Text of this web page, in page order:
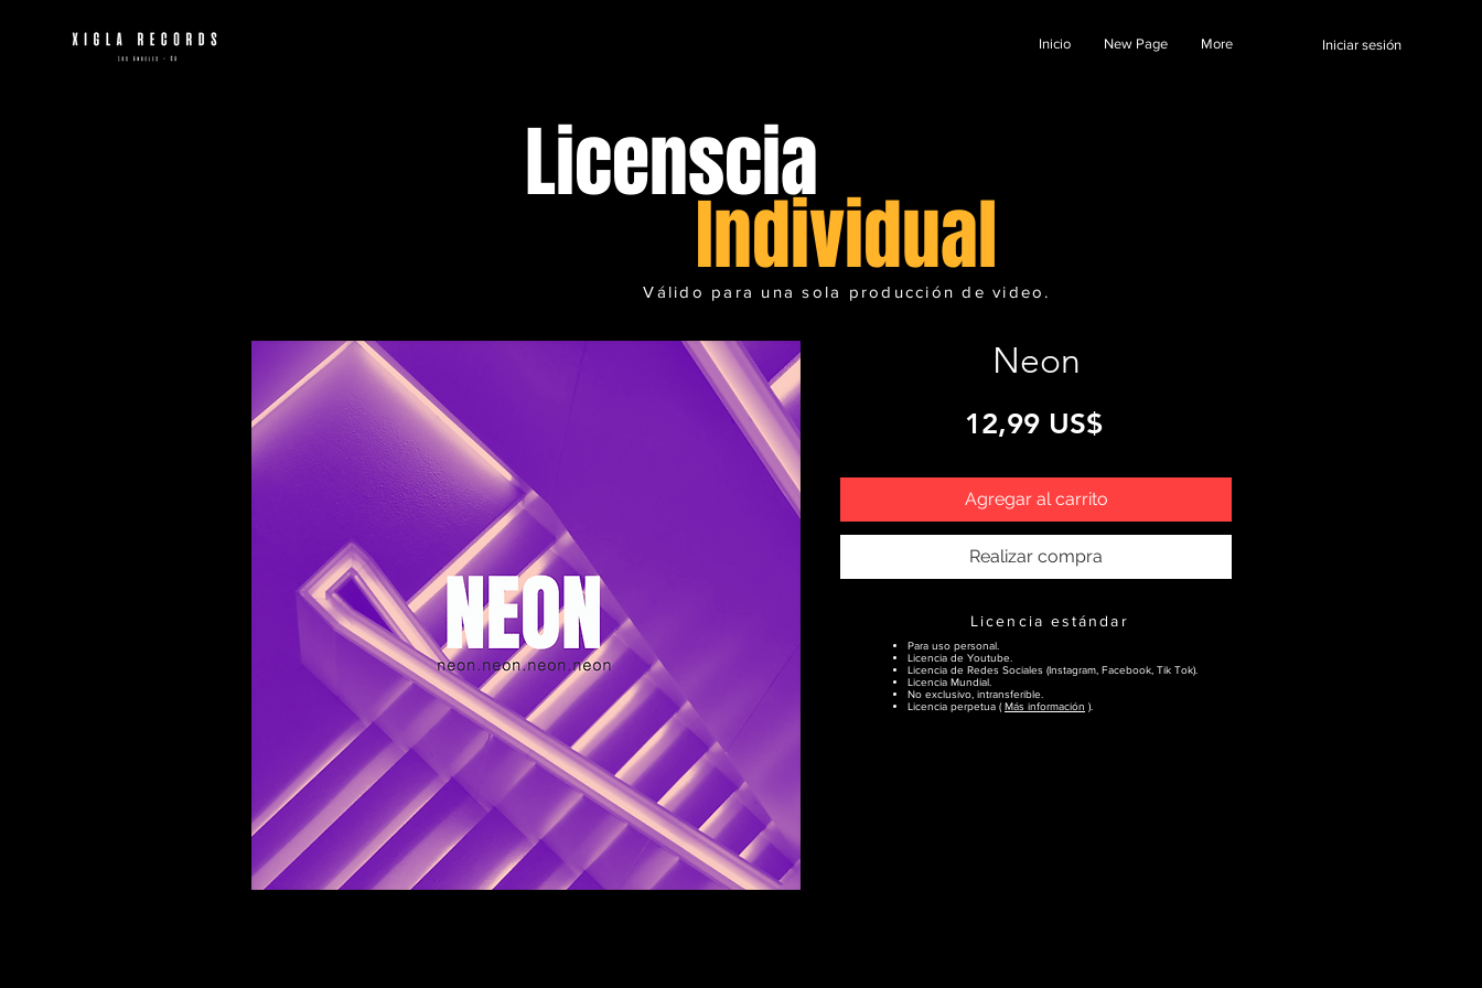
Inicio New Page More Iniciar sesión
Licenscia
Individual
Válido para una sola producción de video.
Neon
12,99 US$Precio
Agregar al carrito
Realizar compra
Para uso personal.
Licencia de Youtube.
Licencia de Redes Sociales (Instagram, Facebook, Tik Tok).
Licencia Mundial.
No exclusivo, intransferible.
Licencia perpetua (Más información ).
Licencia estándar